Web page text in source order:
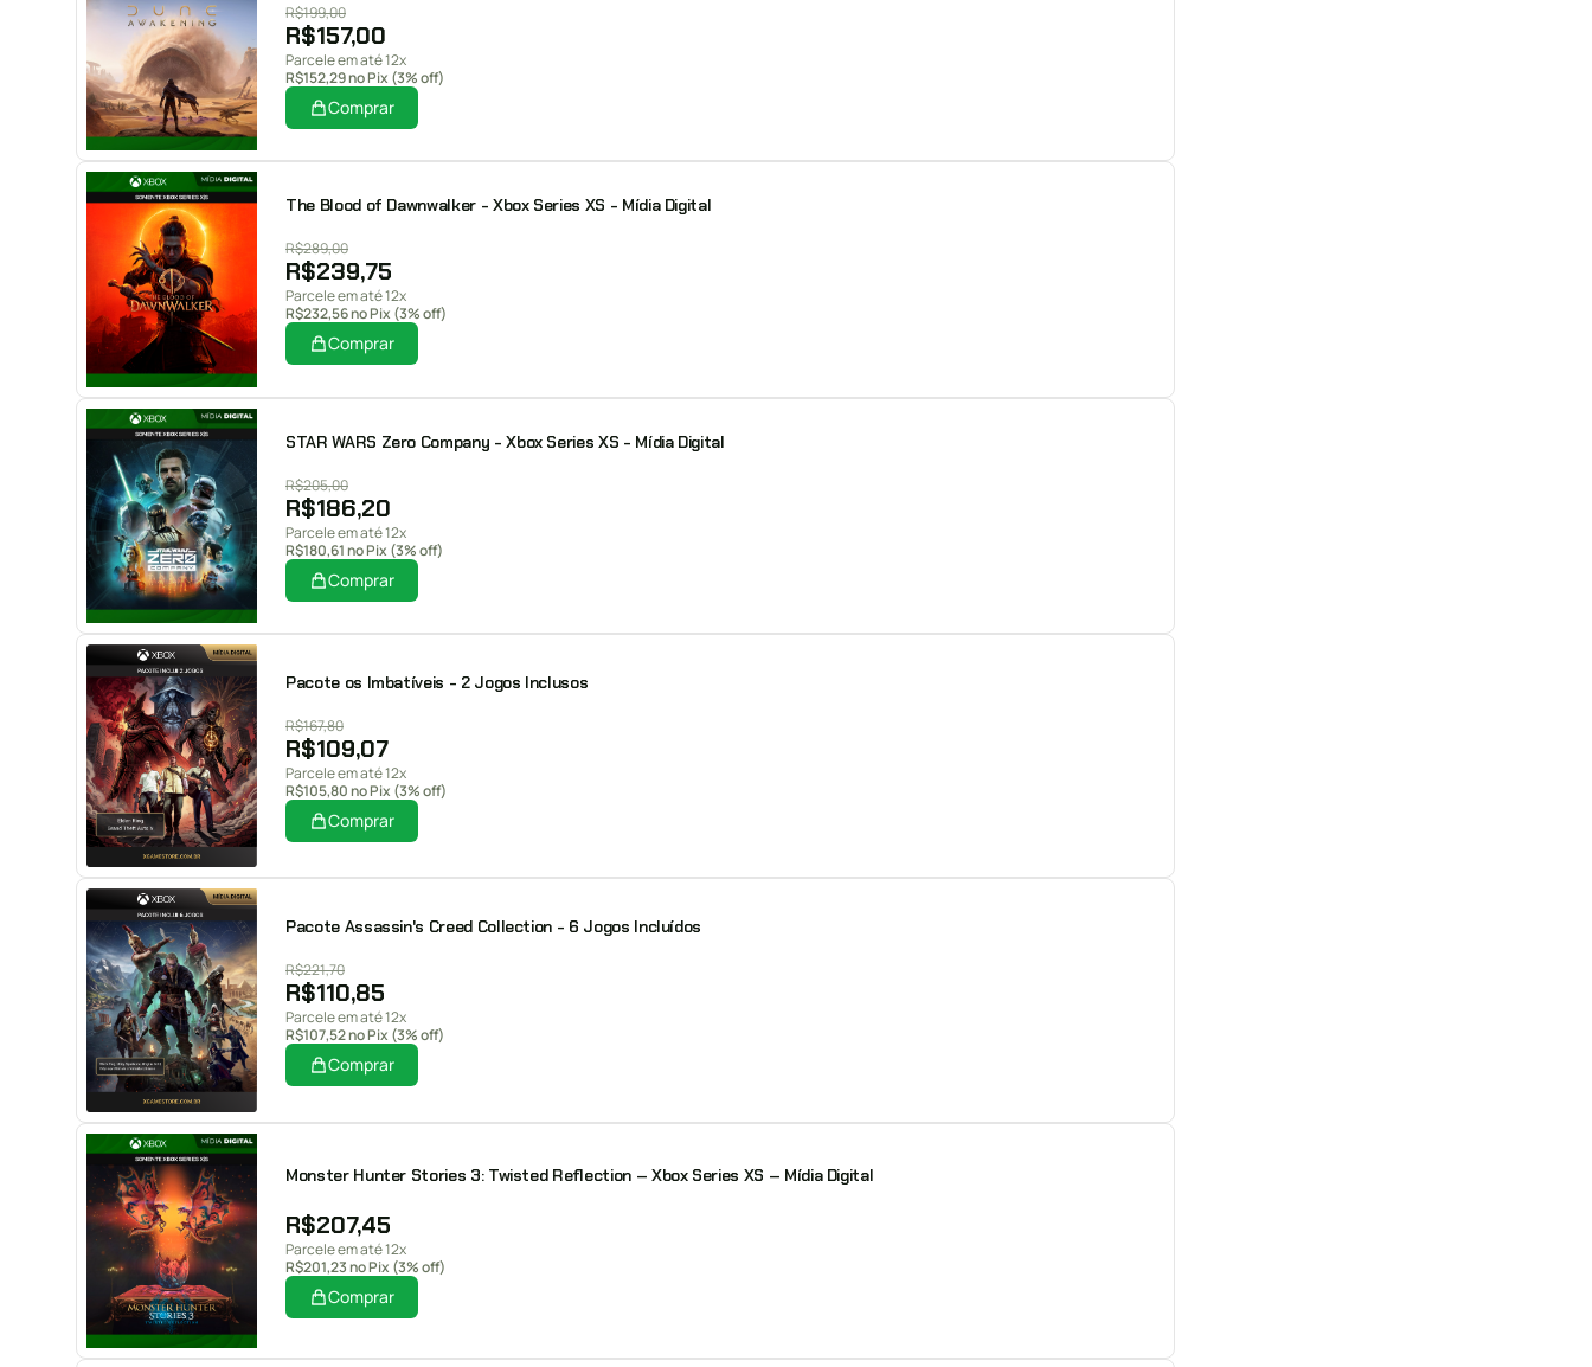
R$199,00
R$157,00
Parcele em até 12x
R$152,29no Pix (3% off)
Comprar
The Blood of Dawnwalker - Xbox Series XS - Mídia Digital
R$289,00
R$239,75
Parcele em até 12x
R$232,56no Pix (3% off)
Comprar
STAR WARS Zero Company - Xbox Series XS - Mídia Digital
R$205,00
R$186,20
Parcele em até 12x
R$180,61no Pix (3% off)
Comprar
Pacote os Imbatíveis - 2 Jogos Inclusos
R$167,80
R$109,07
Parcele em até 12x
R$105,80no Pix (3% off)
Comprar
Pacote Assassin's Creed Collection - 6 Jogos Incluídos
R$221,70
R$110,85
Parcele em até 12x
R$107,52no Pix (3% off)
Comprar
Monster Hunter Stories 3: Twisted Reflection – Xbox Series XS – Mídia Digital
R$207,45
Parcele em até 12x
R$201,23no Pix (3% off)
Comprar